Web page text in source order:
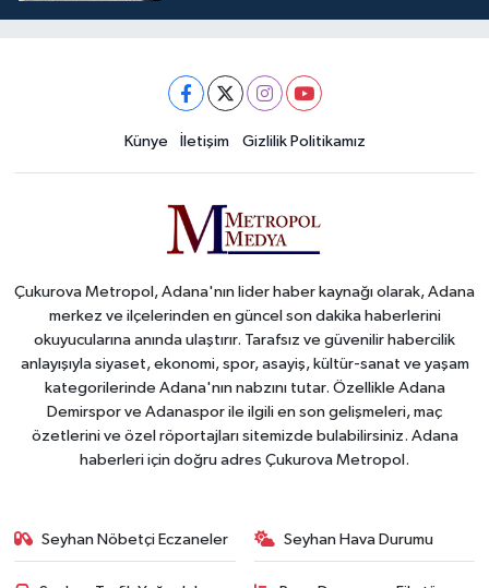
Künye İletişim Gizlilik Politikamız
Çukurova Metropol, Adana'nın lider haber kaynağı olarak, Adana
merkez ve ilçelerinden en güncel son dakika haberlerini
okuyucularına anında ulaştırır. Tarafsız ve güvenilir habercilik
anlayışıyla siyaset, ekonomi, spor, asayiş, kültür-sanat ve yaşam
kategorilerinde Adana'nın nabzını tutar. Özellikle Adana
Demirspor ve Adanaspor ile ilgili en son gelişmeleri, maç
özetlerini ve özel röportajları sitemizde bulabilirsiniz. Adana
haberleri için doğru adres Çukurova Metropol.
Seyhan Nöbetçi Eczaneler Seyhan Hava Durumu